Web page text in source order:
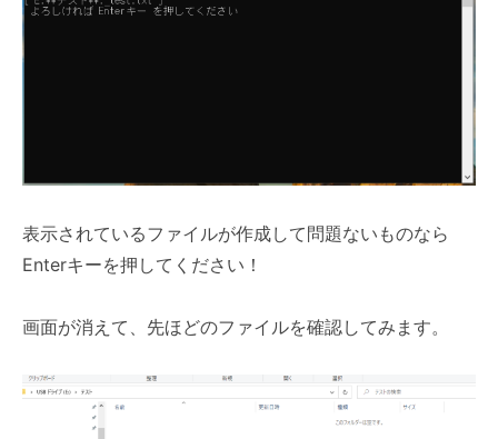
表示されているファイルが作成して問題ないものなら
Enterキーを押してください！
画面が消えて、先ほどのファイルを確認してみます。